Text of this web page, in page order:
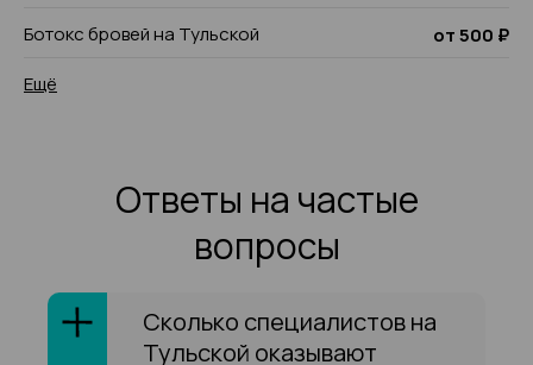
Ботокс бровей на Тульской
от 500 ₽
Ещё
Ответы на частые
вопросы
Сколько специалистов на
Тульской оказывают